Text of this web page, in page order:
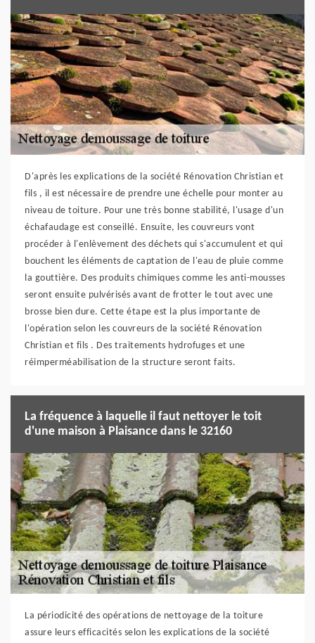
D'après les explications de la société Rénovation Christian et
fils , il est nécessaire de prendre une échelle pour monter au
niveau de toiture. Pour une très bonne stabilité, l'usage d'un
échafaudage est conseillé. Ensuite, les couvreurs vont
procéder à l'enlèvement des déchets qui s'accumulent et qui
bouchent les éléments de captation de l'eau de pluie comme
la gouttière. Des produits chimiques comme les anti-mousses
seront ensuite pulvérisés avant de frotter le tout avec une
brosse bien dure. Cette étape est la plus importante de
l'opération selon les couvreurs de la société Rénovation
Christian et fils . Des traitements hydrofuges et une
réimperméabilisation de la structure seront faits.
La fréquence à laquelle il faut nettoyer le toit
d'une maison à Plaisance dans le 32160
La périodicité des opérations de nettoyage de la toiture
assure leurs efficacités selon les explications de la société